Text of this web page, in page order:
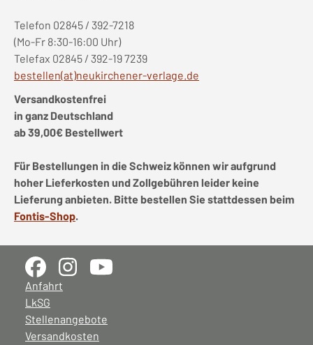
Telefon 02845 / 392-7218
(Mo-Fr 8:30-16:00 Uhr)
Telefax 02845 / 392-19 7239
bestellen(at)neukirchener-verlage.de
Versandkostenfrei
in ganz Deutschland
ab 39,00€ Bestellwert
Für Bestellungen in die Schweiz können wir aufgrund
hoher Lieferkosten und Zollgebühren leider keine
Lieferung anbieten. Bitte bestellen Sie stattdessen beim
Fontis-Shop.
Anfahrt
LkSG
Stellenangebote
Versandkosten